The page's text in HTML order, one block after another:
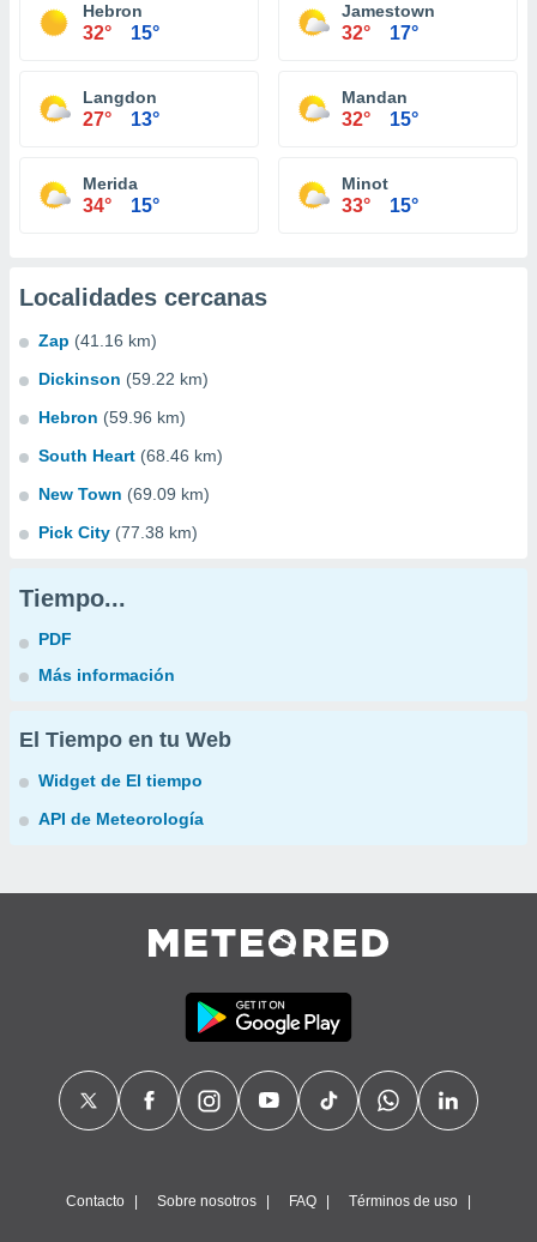
Hebron
32° 15°
Jamestown
32° 17°
Langdon
27° 13°
Mandan
32° 15°
Merida
34° 15°
Minot
33° 15°
Localidades cercanas
Zap (41.16 km)
Dickinson (59.22 km)
Hebron (59.96 km)
South Heart (68.46 km)
New Town (69.09 km)
Pick City (77.38 km)
Tiempo...
PDF
Más información
El Tiempo en tu Web
Widget de El tiempo
API de Meteorología
Contacto Sobre nosotros FAQ Términos de uso